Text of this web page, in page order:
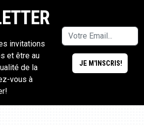
invitations
et être au
de la
vous à